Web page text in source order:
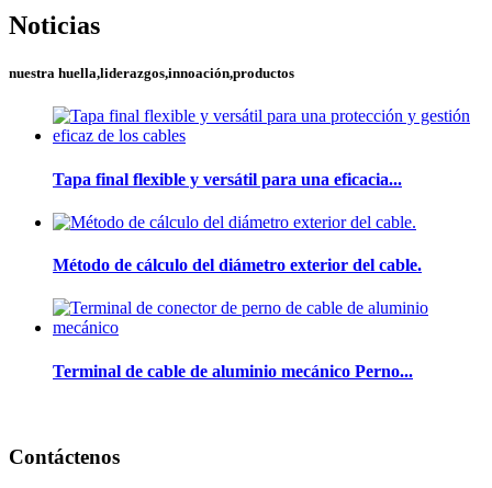
Noticias
nuestra huella,liderazgos,innoación,productos
Tapa final flexible y versátil para una eficacia...
Método de cálculo del diámetro exterior del cable.
Terminal de cable de aluminio mecánico Perno...
Contáctenos